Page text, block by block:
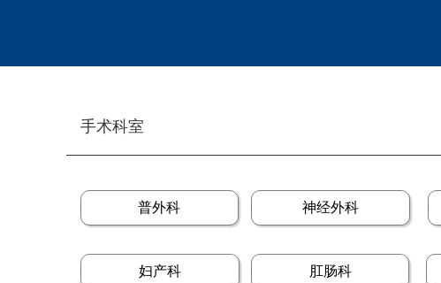
普外科 神经外科
妇产科 肛肠科
手术科室